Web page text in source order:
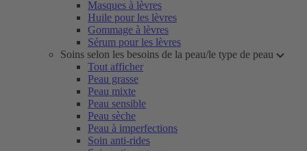
Masques à lèvres
Huile pour les lèvres
Gommage à lèvres
Sérum pour les lèvres
Soins selon les besoins de la peau/le type de peau
Tout afficher
Peau grasse
Peau mixte
Peau sensible
Peau sèche
Peau à imperfections
Soin anti-rides